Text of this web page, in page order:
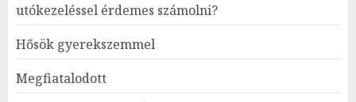
utókezeléssel érdemes számolni?
Hősök gyerekszemmel
Megfiatalodott